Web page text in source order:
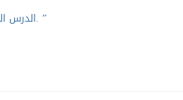
الدرس التاسع عشر” حروف الجر. ”